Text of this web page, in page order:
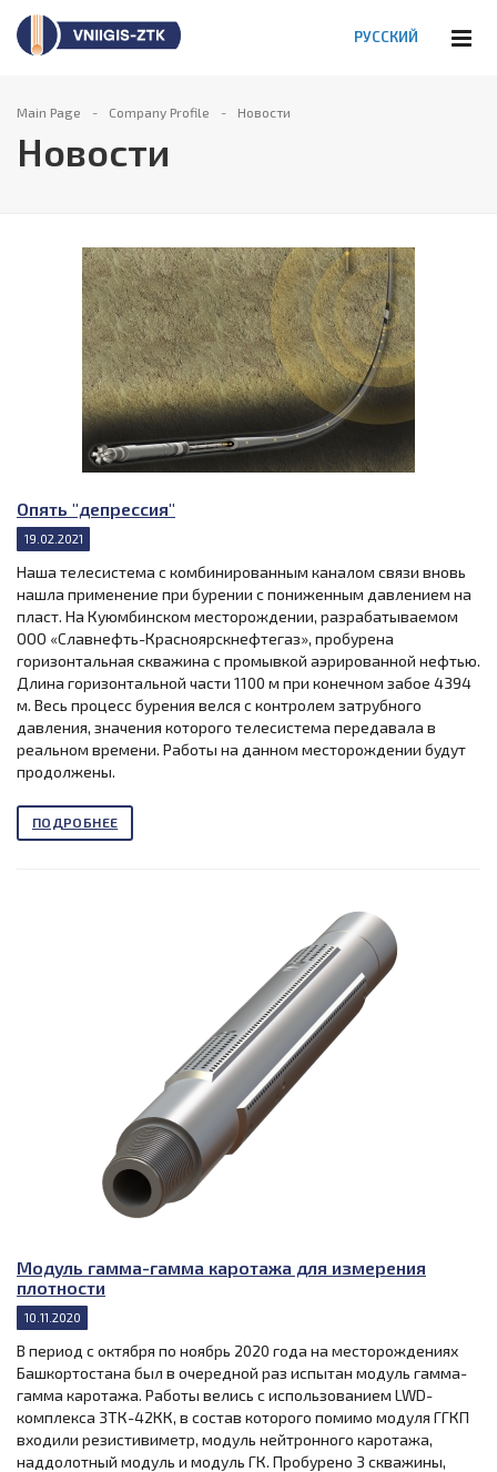
РУССКИЙ
Main Page Company Profile Новости
Новости
Опять "депрессия"
19.02.2021
Наша телесистема с комбинированным каналом связи вновь
нашла применение при бурении с пониженным давлением на
пласт. На Куюмбинском месторождении, разрабатываемом
ООО «Славнефть-Красноярскнефтегаз», пробурена
горизонтальная скважина с промывкой аэрированной нефтью.
Длина горизонтальной части 1100 м при конечном забое 4394
м. Весь процесс бурения велся с контролем затрубного
давления, значения которого телесистема передавала в
реальном времени. Работы на данном месторождении будут
продолжены.
ПОДРОБНЕЕ
Модуль гамма-гамма каротажа для измерения
плотности
10.11.2020
В период с октября по ноябрь 2020 года на месторождениях
Башкортостана был в очередной раз испытан модуль гамма-
гамма каротажа. Работы велись с использованием LWD-
комплекса ЗТК-42КК, в состав которого помимо модуля ГГКП
входили резистивиметр, модуль нейтронного каротажа,
наддолотный модуль и модуль ГК. Пробурено 3 скважины,